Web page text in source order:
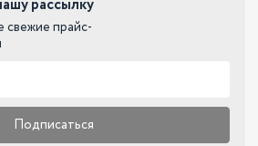
рассылку
свежие прайс-
Подписаться